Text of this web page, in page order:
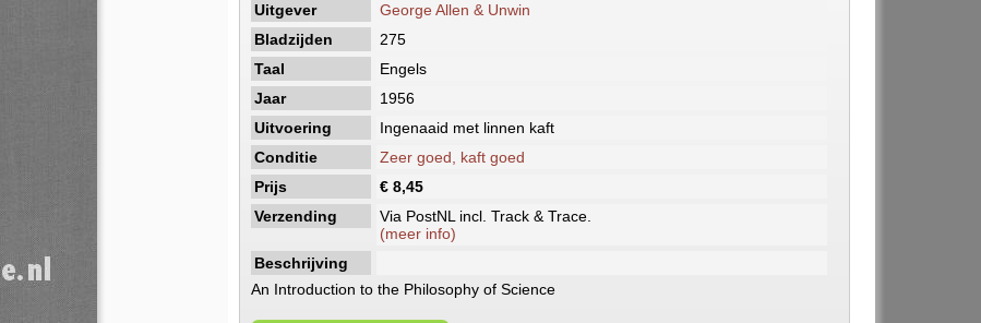
Uitgever
George Allen & Unwin
Bladzijden
275
Taal
Engels
Jaar
1956
Uitvoering
Ingenaaid met linnen kaft
Conditie
Zeer goed, kaft goed
Prijs
€ 8,45
Verzending
Via PostNL incl. Track & Trace.
(meer info)
Beschrijving
An Introduction to the Philosophy of Science